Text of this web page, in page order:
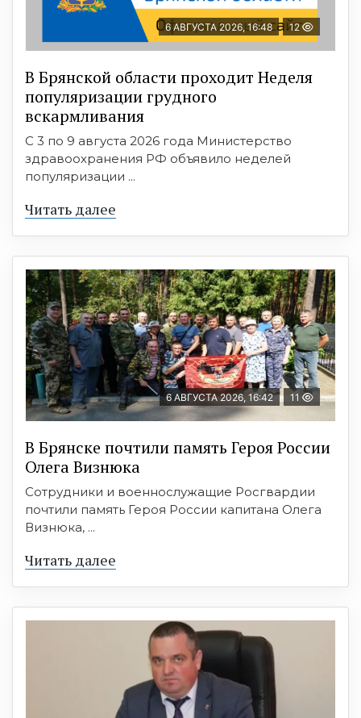
6 АВГУСТА 2026, 16:48 12
В Брянской области проходит Неделя
популяризации грудного
вскармливания
С 3 по 9 августа 2026 года Министерство
здравоохранения РФ объявило неделей
популяризации ...
Читать далее
6 АВГУСТА 2026, 16:42 11
В Брянске почтили память Героя России
Олега Визнюка
Сотрудники и военнослужащие Росгвардии
почтили память Героя России капитана Олега
Визнюка, ...
Читать далее